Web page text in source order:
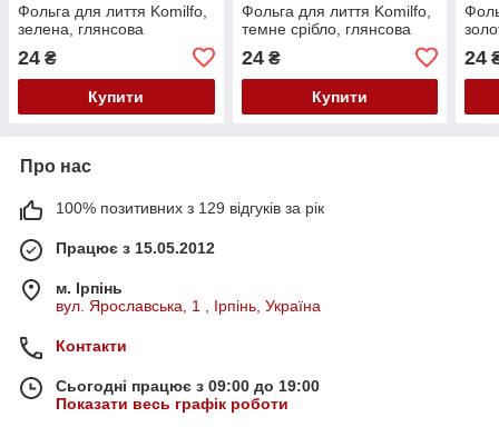
Фольга для лиття Komilfo,
зелена, глянсова
24 ₴
Купити
Фольга для лиття Komilfo,
темне срібло, глянсова
24₴
Купити
24
Про нас
100% позитивних з 129 відгуків за рік
Працює з 15.05.2012
м. Ірпінь
вул. Ярославська, 1 , Ірпінь, Україна
Контакти
Сьогодні працює з 09:00 до 19:00
Показати весь графік роботи